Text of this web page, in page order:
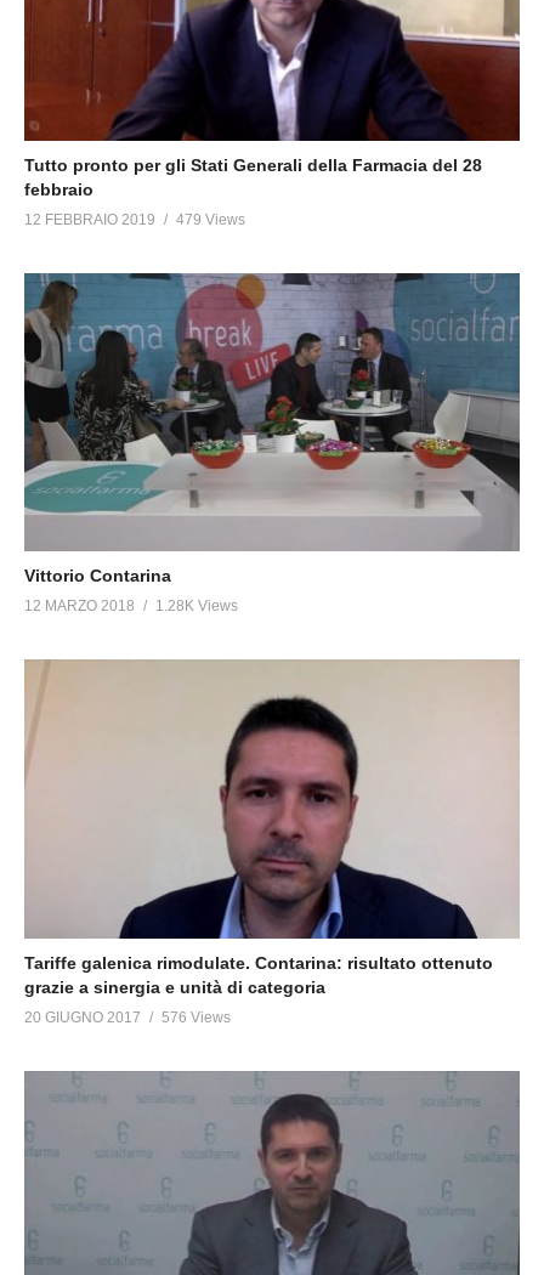
Tutto pronto per gli Stati Generali della Farmacia del 28
febbraio
12 FEBBRAIO 2019 479 Views
Vittorio Contarina
12 MARZO 2018 1.28K Views
Tariffe galenica rimodulate. Contarina: risultato ottenuto
grazie a sinergia e unità di categoria
20 GIUGNO 2017 576 Views